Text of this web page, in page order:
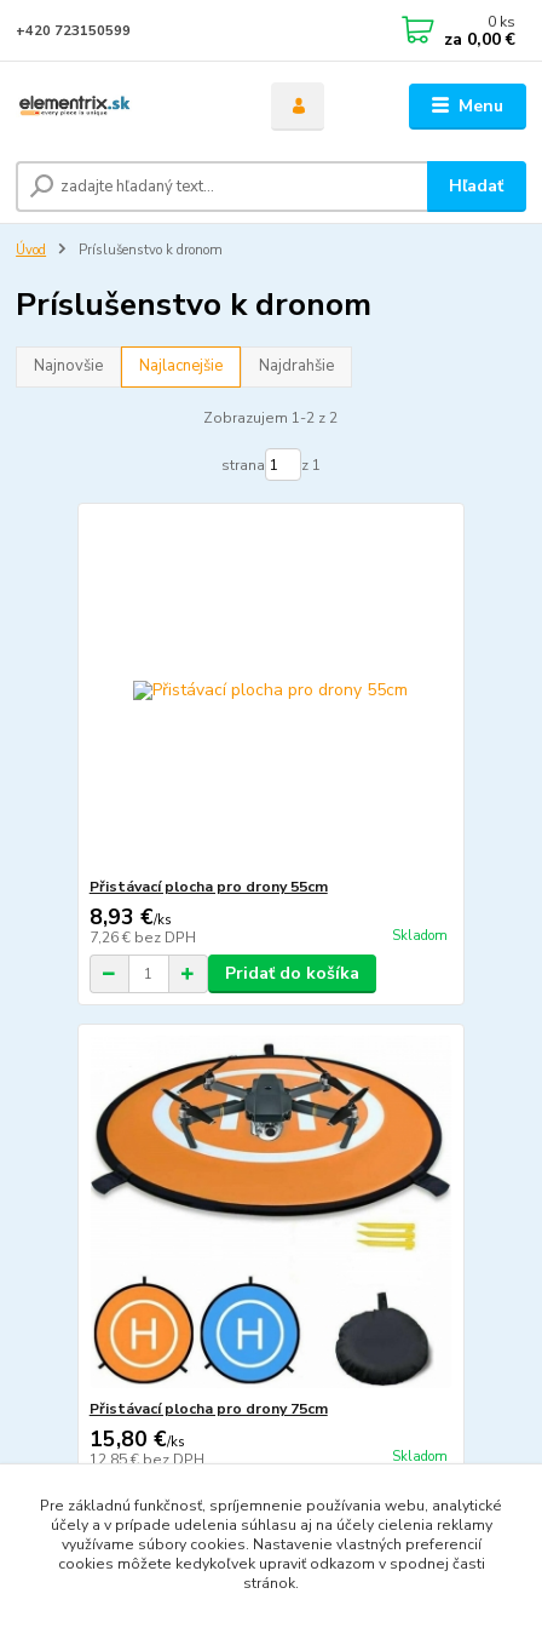
Menu
Hľadať
+420 723150599 0 ks
za 0,00 €
Úvod Príslušenstvo k dronom
Príslušenstvo k dronom
Najnovšie Najlacnejšie Najdrahšie
Zobrazujem 1-2 z 2
strana z 1
Přistávací plocha pro drony 55cm
8,93 €/ks
7,26 € bez DPH Skladom
Pridať do košíka
Přistávací plocha pro drony 75cm
15,80 €/ks
12,85 €bez DPH Skladom
Pridať do košíka
strana z 1
Pre základnú funkčnosť, spríjemnenie používania webu, analytické
účely a v prípade udelenia súhlasu aj na účely cielenia reklamy
využívame súbory cookies. Nastavenie vlastných preferencií
cookies môžete kedykoľvek upraviť odkazom v spodnej časti
stránok.